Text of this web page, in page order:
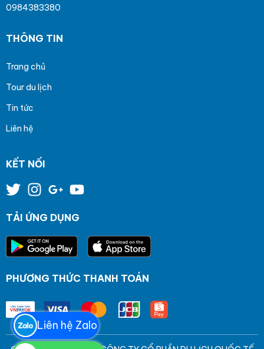
0984383380
THÔNG TIN
Trang chủ
Tour du lịch
Tin tức
Liên hệ
KẾT NỐI
TẢI ỨNG DỤNG
PHƯƠNG THỨC THANH TOÁN
Liên hệ Zalo